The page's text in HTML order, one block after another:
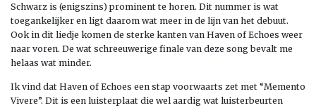
Schwarz is (enigszins) prominent te horen. Dit nummer is wat
toegankelijker en ligt daarom wat meer in de lijn van het debuut.
Ook in dit liedje komen de sterke kanten van Haven of Echoes weer
naar voren. De wat schreeuwerige finale van deze song bevalt me
helaas wat minder.
Ik vind dat Haven of Echoes een stap voorwaarts zet met “Memento
Vivere”. Dit is een luisterplaat die wel aardig wat luisterbeurten